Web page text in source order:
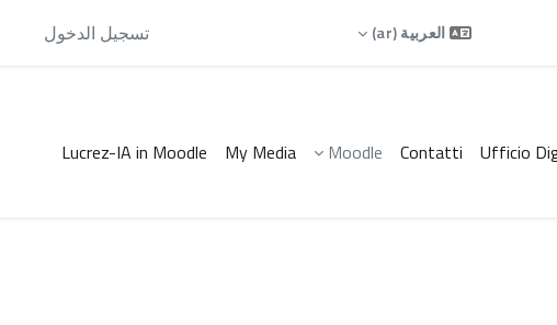
العربية ‎(ar)‎ تسجيل الدخول
Ufficio
Contatti
Moodle
My Media
Lucrez-IA in Moodle